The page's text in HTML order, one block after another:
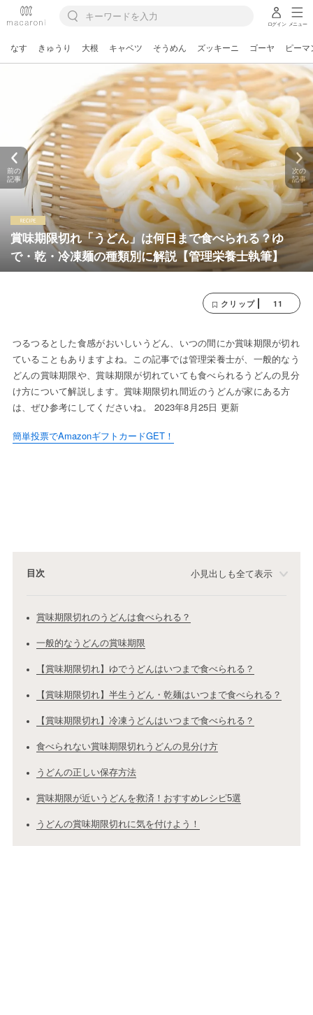
ログイン メニュー
なす きゅうり 大根 キャベツ そうめん ズッキーニ ゴーヤ ピーマ
賞味期限切れ「うどん」は何日まで食べられる？ゆ
で・乾・冷凍麺の種類別に解説【管理栄養士執筆】
前の
記事
次の
記事
クリップ 11
つるつるとした食感がおいしいうどん、いつの間にか賞味期限が切れ
ていることもありますよね。この記事では管理栄養士が、一般的なう
どんの賞味期限や、賞味期限が切れていても食べられるうどんの見分
け方について解説します。賞味期限切れ間近のうどんが家にある方
は、ぜひ参考にしてくださいね。 2023年8月25日 更新
簡単投票でAmazonギフトカードGET！
目次 小見出しも全て表示
賞味期限切れのうどんは食べられる？
一般的なうどんの賞味期限
【賞味期限切れ】ゆでうどんはいつまで食べられる？
【賞味期限切れ】半生うどん・乾麺はいつまで食べられる？
【賞味期限切れ】冷凍うどんはいつまで食べられる？
食べられない賞味期限切れうどんの見分け方
うどんの正しい保存方法
賞味期限が近いうどんを救済！おすすめレシピ5選
うどんの賞味期限切れに気を付けよう！